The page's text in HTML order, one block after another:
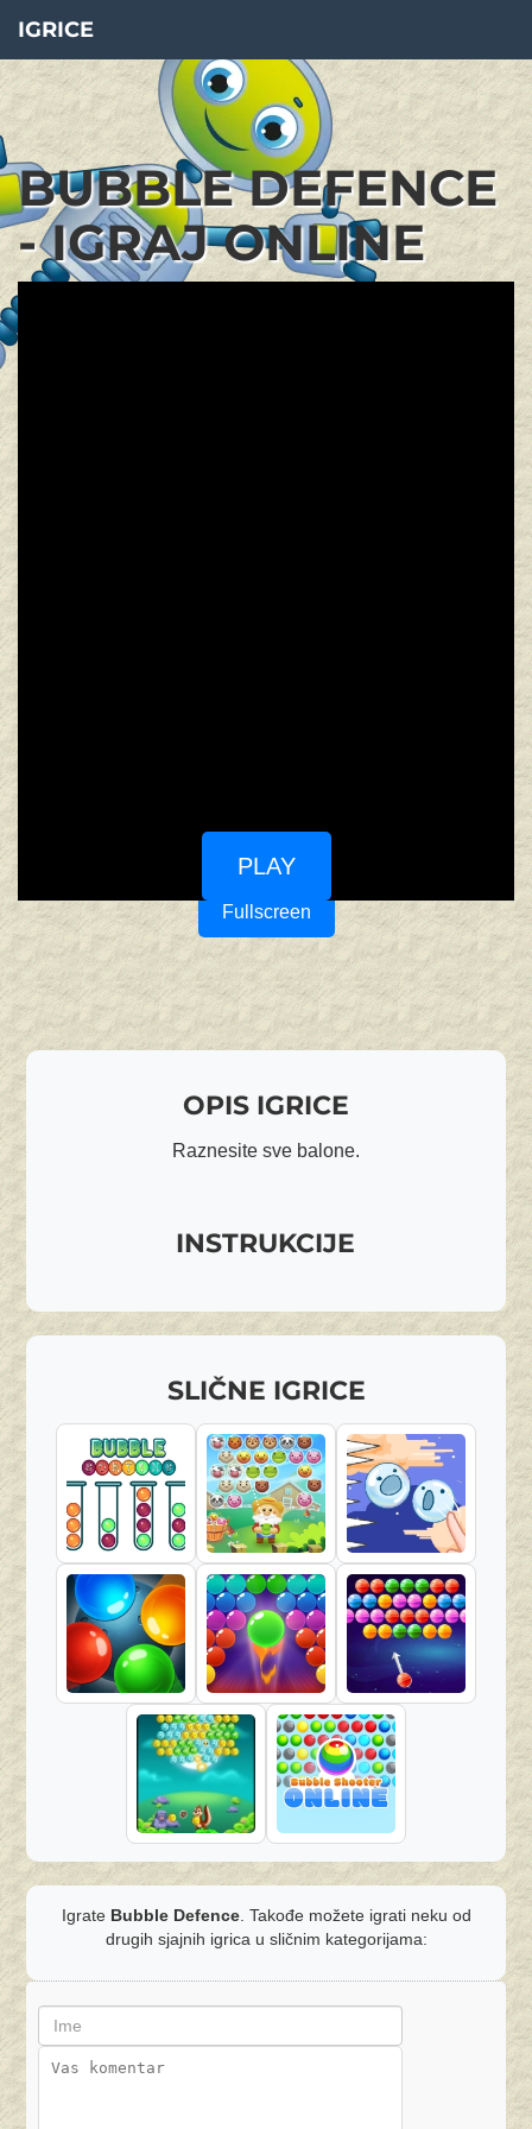
IGRICE
BUBBLE DEFENCE
- IGRAJ ONLINE
PLAY
Fullscreen
OPIS IGRICE
Raznesite sve balone.
INSTRUKCIJE
SLIČNE IGRICE
Igrate Bubble Defence. Takođe možete igrati neku od
drugih sjajnih igrica u sličnim kategorijama: